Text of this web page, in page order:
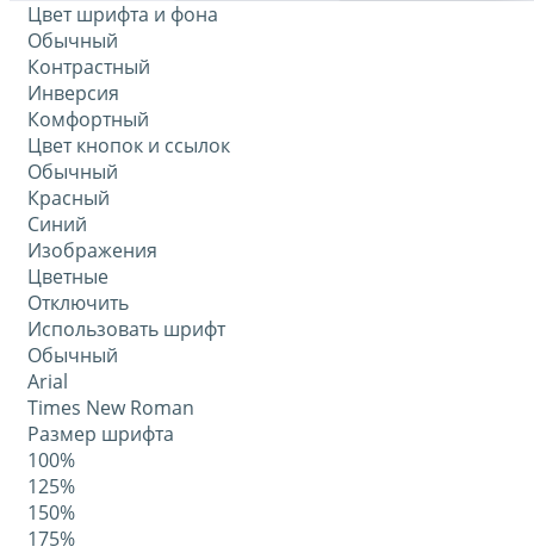
Цвет шрифта и фона
Обычный
Контрастный
Инверсия
Комфортный
Цвет кнопок и ссылок
Обычный
Красный
Синий
Изображения
Цветные
Отключить
Использовать шрифт
Обычный
Arial
Times New Roman
Размер шрифта
100%
125%
150%
175%